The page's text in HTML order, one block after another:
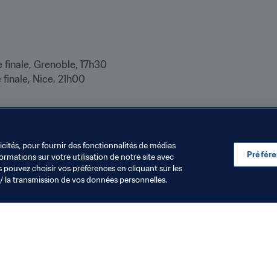
Nice, 21h00
Féminine de la FIFA™
pour fournir des fonctionnalités de médias
sur votre utilisation de notre site avec
choisir vos préférences en cliquant sur les
transmission de vos données personnelles.